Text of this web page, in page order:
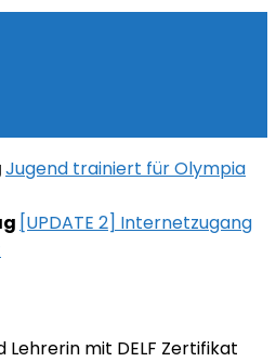
Jugend trainiert für Olympia
[UPDATE 2] Internetzugang